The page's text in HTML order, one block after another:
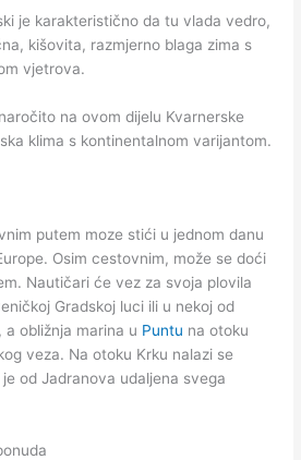
je karakteristično da tu vlada vedro,
kišovita, razmjerno blaga zima s
vjetrova.
na ovom dijelu Kvarnerske
klima s kontinentalnom varijantom.
putem moze stići u jednom danu
Osim cestovnim, može se doći
Nautičari će vez za svoja plovila
Gradskoj luci ili u nekoj od
, a obližnja marina u Puntu na otoku
veza. Na otoku Krku nalazi se
od Jadranova udaljena svega